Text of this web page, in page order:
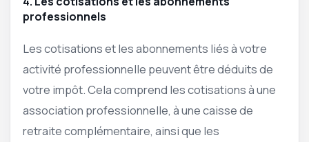
professionnels
Les cotisations et les abonnements liés à votre
activité professionnelle peuvent être déduits de
votre impôt. Cela comprend les cotisations à une
association professionnelle, à une caisse de
retraite complémentaire, ainsi que les